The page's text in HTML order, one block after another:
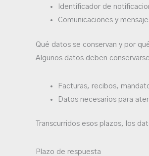
Identificador de
Comunicaciones y
Qué datos se conservan y por
Algunos datos deben
Facturas, recibos,
Datos necesarios para
Transcurridos esos plazos, los
Plazo de respuesta